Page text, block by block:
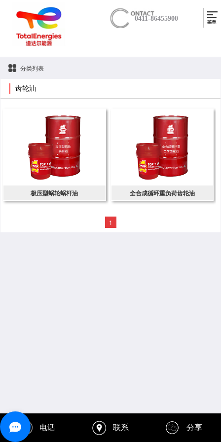
0411-86455900
分类列表
齿轮油
极压型蜗轮蜗杆油 全合成循环重负荷齿轮油
1
电话 联系 分享